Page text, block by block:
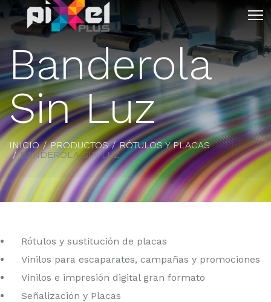
Banderola
Sin Luz
INICIO PRODUCTOS
RÓTULOS Y PLACAS
BANDEROLA SIN LUZ
Rótulos y sustitución de placas
Vinilos para escaparates, campañas y promociones
Vinilos e impresión digital gran formato
Señalización y Placas